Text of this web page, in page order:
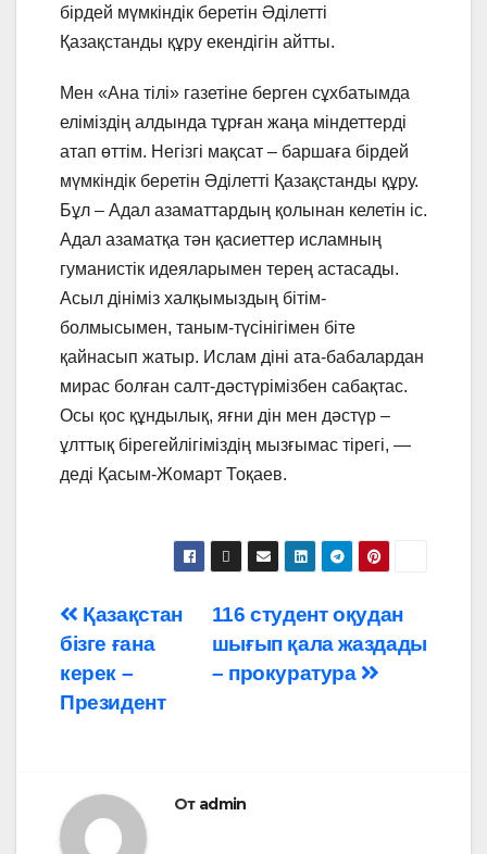
бірдей мүмкіндік беретін Әділетті
Қазақстанды құру екендігін айтты.
Мен «Ана тілі» газетіне берген сұхбатымда
еліміздің алдында тұрған жаңа міндеттерді
атап өттім. Негізгі мақсат – баршаға бірдей
мүмкіндік беретін Әділетті Қазақстанды құру.
Бұл – Адал азаматтардың қолынан келетін іс.
Адал азаматқа тән қасиеттер исламның
гуманистік идеяларымен терең астасады.
Асыл дініміз халқымыздың бітім-
болмысымен, таным-түсінігімен біте
қайнасып жатыр. Ислам діні ата-бабалардан
мирас болған салт-дәстүрімізбен сабақтас.
Осы қос құндылық, яғни дін мен дәстүр –
ұлттық бірегейлігіміздің мызғымас тірегі, —
деді Қасым-Жомарт Тоқаев.
Навигация
по
записям
116 студент оқудан
шығып қала жаздады
– прокуратура
Қазақстан
бізге ғана
керек –
Президент
От admin